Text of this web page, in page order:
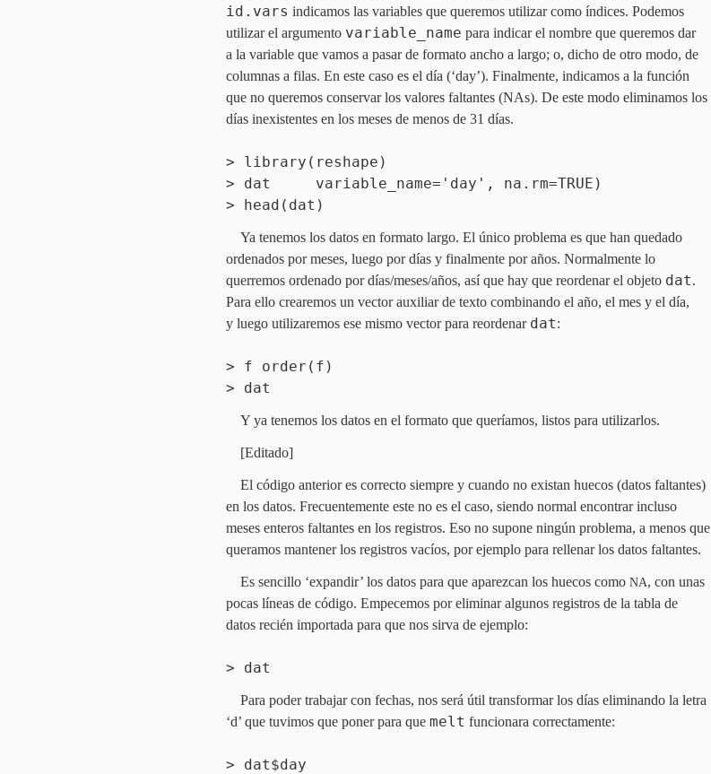
id.vars indicamos las variables que queremos utilizar como índices. Podemos
utilizar el argumento variable_name para indicar el nombre que queremos dar
a la variable que vamos a pasar de formato ancho a largo; o, dicho de otro modo, de
columnas a filas. En este caso es el día (‘day’). Finalmente, indicamos a la función
que no queremos conservar los valores faltantes (NAs). De este modo eliminamos los
días inexistentes en los meses de menos de 31 días.
> library(reshape)
> dat variable_name='day', na.rm=TRUE)
> head(dat)
Ya tenemos los datos en formato largo. El único problema es que han quedado
ordenados por meses, luego por días y finalmente por años. Normalmente lo
querremos ordenado por días/meses/años, así que hay que reordenar el objeto dat.
Para ello crearemos un vector auxiliar de texto combinando el año, el mes y el día,
y luego utilizaremos ese mismo vector para reordenar dat:
> f order(f)
> dat
Y ya tenemos los datos en el formato que queríamos, listos para utilizarlos.
[Editado]
El código anterior es correcto siempre y cuando no existan huecos (datos faltantes)
en los datos. Frecuentemente este no es el caso, siendo normal encontrar incluso
meses enteros faltantes en los registros. Eso no supone ningún problema, a menos que
queramos mantener los registros vacíos, por ejemplo para rellenar los datos faltantes.
Es sencillo ‘expandir’ los datos para que aparezcan los huecos como NA, con unas
pocas líneas de código. Empecemos por eliminar algunos registros de la tabla de
datos recién importada para que nos sirva de ejemplo:
> dat
Para poder trabajar con fechas, nos será útil transformar los días eliminando la letra
‘d’ que tuvimos que poner para que melt funcionara correctamente:
> dat$day